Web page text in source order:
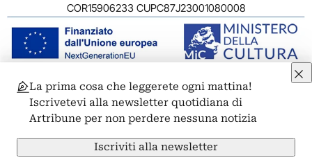
COR15906233 CUPC87J23001080008
© 2011-2026 ARTRIBUNE srl – Corso Vittorio Emanuele II, 287 –
00186 Roma - P.I. 11381581005
Privacy: Responsabile della protezione dei dati personali
ARTRIBUNE srl – Corso Vittorio Emanuele II, 287 – 00186 Roma
Termini e condizioniPrivacy PolicyCookie PolicyCredits
La prima cosa che leggerete ogni mattina!
Iscrivetevi alla newsletter quotidiana di
Artribune per non perdere nessuna notizia
Iscriviti alla newsletter